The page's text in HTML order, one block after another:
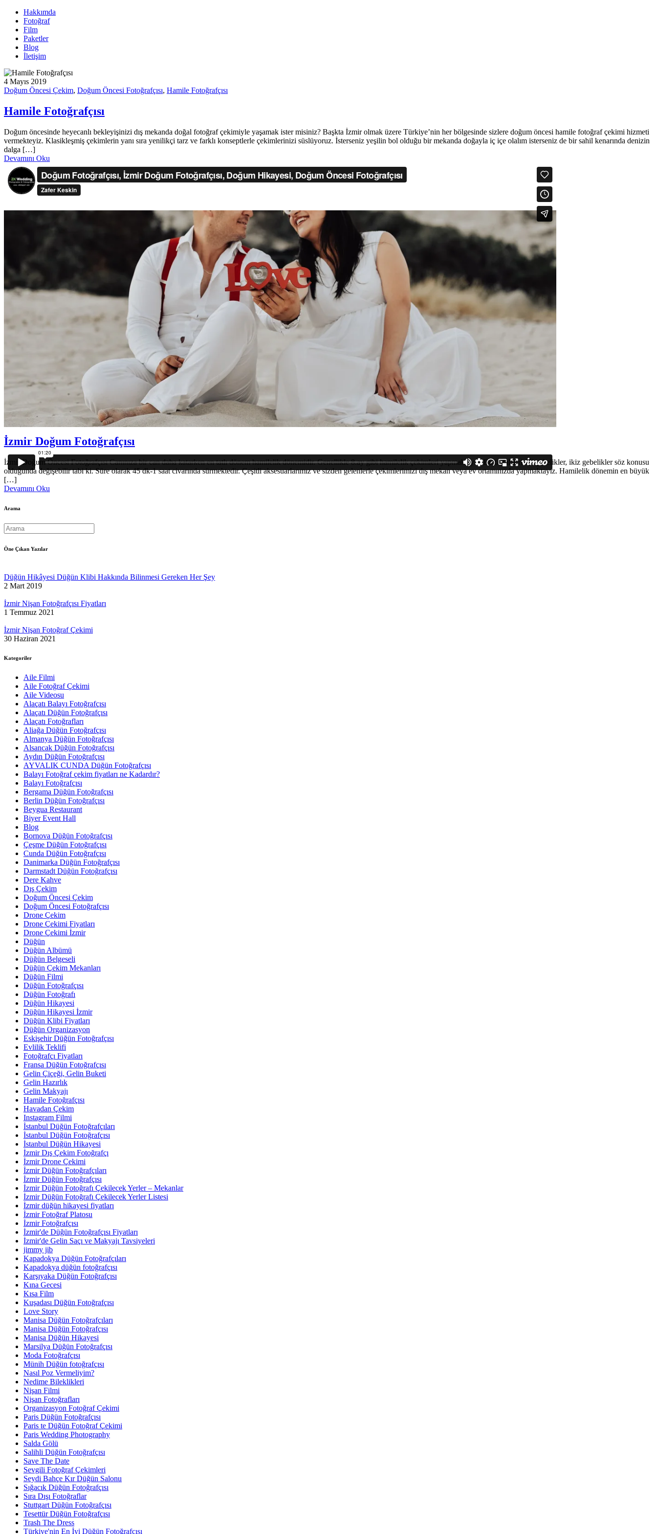
Hakkımda
Fotoğraf
Film
Paketler
Blog
İletişim
4 Mayıs 2019
Doğum Öncesi Çekim, Doğum Öncesi Fotoğrafçısı, Hamile Fotoğrafçısı
Hamile Fotoğrafçısı
Doğum öncesinde heyecanlı bekleyişinizi dış mekanda doğal fotoğraf çekimiyle yaşamak ister misiniz? Başkta İzmir olmak üzere Türkiye’nin her bölgesinde sizlere doğum öncesi hamile fotoğraf çekimi hizmeti
vermekteyiz. Klasikleşmiş çekimlerin yanı sıra yenilikçi tarz ve farklı konseptlerle çekimlerinizi süslüyoruz. İsterseniz yeşilin bol olduğu bir mekanda doğayla iç içe olalım isterseniz de bir sahil kenarında denizin
dalga […]
Devamını Oku
22 Temmuz 2018
Doğum Öncesi Çekim
,Drone Çekim
İzmir Doğum Fotoğrafçısı
İzmir Doğum Öncesi Fotoğrafçısı Canınıza bir can daha katarken en tatlı dönem hamilelik dönemidir. Genellikle 8.ay gibi hamilelik çekimleri yapmaktayız. Bu tarihler riskli gebelikler, ikiz gebelikler söz konusu
olduğunda değişebilir tabi ki. Süre olarak 45 dk-1 saat civarında sürmektedir. Çeşitli aksesuarlarımız ve sizden gelenlerle çekimlerimizi dış mekan veya ev ortamınızda yapmaktayız. Hamilelik dönemin en büyük
[…]
Devamını Oku
Arama
Öne Çıkan Yazılar
Düğün Hikâyesi Düğün Klibi Hakkında Bilinmesi Gereken Her Şey
2 Mart 2019
İzmir Nişan Fotoğrafçısı Fiyatları
1 Temmuz 2021
İzmir Nişan Fotoğraf Çekimi
30 Haziran 2021
Kategoriler
Aile Filmi
Aile Fotoğraf Çekimi
Aile Videosu
Alaçatı Balayı Fotoğrafçısı
Alaçatı Düğün Fotoğrafçısı
Alaçatı Fotoğrafları
Aliağa Düğün Fotoğrafçısı
Almanya Düğün Fotoğrafçısı
Alsancak Düğün Fotoğrafçısı
Aydın Düğün Fotoğrafçısı
AYVALIK CUNDA Düğün Fotoğrafçısı
Balayı Fotoğraf çekim fiyatları ne Kadardır?
Balayı Fotoğrafçısı
Bergama Düğün Fotoğrafçısı
Berlin Düğün Fotoğrafçısı
Beygua Restaurant
Biyer Event Hall
Blog
Bornova Düğün Fotoğrafçısı
Çeşme Düğün Fotoğrafçısı
Cunda Düğün Fotoğrafçısı
Danimarka Düğün Fotoğrafçısı
Darmstadt Düğün Fotoğrafçısı
Dere Kahve
Dış Çekim
Doğum Öncesi Çekim
Doğum Öncesi Fotoğrafçısı
Drone Çekim
Drone Çekimi Fiyatları
Drone Çekimi İzmir
Düğün
Düğün Albümü
Düğün Belgeseli
Düğün Çekim Mekanları
Düğün Filmi
Düğün Fotoğrafçısı
Düğün Fotoğrafı
Düğün Hikayesi
Düğün Hikayesi İzmir
Düğün Klibi Fiyatları
Düğün Organizasyon
Eskişehir Düğün Fotoğrafçısı
Evlilik Teklifi
Fotoğrafçı Fiyatları
Fransa Düğün Fotoğrafçısı
Gelin Çiçeği, Gelin Buketi
Gelin Hazırlık
Gelin Makyajı
Hamile Fotoğrafçısı
Havadan Çekim
Instagram Filmi
İstanbul Düğün Fotoğrafçıları
İstanbul Düğün Fotoğrafçısı
İstanbul Düğün Hikayesi
İzmir Dış Çekim Fotoğrafçı
İzmir Drone Çekimi
İzmir Düğün Fotoğrafçıları
İzmir Düğün Fotoğrafçısı
İzmir Düğün Fotoğrafı Çekilecek Yerler – Mekanlar
İzmir Düğün Fotoğrafı Çekilecek Yerler Listesi
İzmir düğün hikayesi fiyatları
İzmir Fotoğraf Platosu
İzmir Fotoğrafçısı
İzmir'de Düğün Fotoğrafçısı Fiyatları
İzmir'de Gelin Saçı ve Makyajı Tavsiyeleri
jimmy jib
Kapadokya Düğün Fotoğrafçıları
Kapadokya düğün fotoğrafçısı
Karşıyaka Düğün Fotoğrafçısı
Kına Gecesi
Kısa Film
Kuşadası Düğün Fotoğrafçısı
Love Story
Manisa Düğün Fotoğrafçıları
Manisa Düğün Fotoğrafçısı
Manisa Düğün Hikayesi
Marsilya Düğün Fotoğrafçısı
Moda Fotoğrafçısı
Münih Düğün fotoğrafçısı
Nasıl Poz Vermeliyim?
Nedime Bileklikleri
Nişan Filmi
Nişan Fotoğrafları
Organizasyon Fotoğraf Çekimi
Paris Düğün Fotoğrafçısı
Paris te Düğün Fotoğraf Çekimi
Paris Wedding Photography
Salda Gölü
Salihli Düğün Fotoğrafçısı
Save The Date
Sevgili Fotoğraf Çekimleri
Seydi Bahçe Kır Düğün Salonu
Sığacık Düğün Fotoğrafçısı
Sıra Dışı Fotoğraflar
Stuttgart Düğün Fotoğrafçısı
Tesettür Düğün Fotoğrafçısı
Trash The Dress
Türkiye'nin En İyi Düğün Fotoğrafçısı